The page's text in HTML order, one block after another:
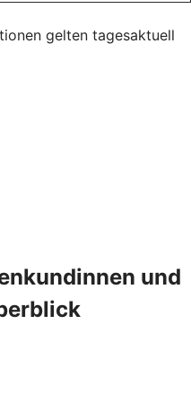
gelten tagesaktuell
und